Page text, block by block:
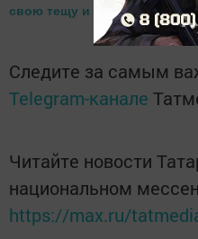
свою тещу и автомобили
Следите за самым
Telegram-канале
Читайте новости
национальном
https://max.ru/